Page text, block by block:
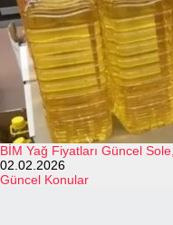
BİM Yağ Fiyatları Güncel
02.02.2026
Güncel Konular